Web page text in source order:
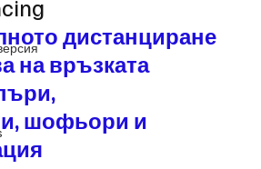
дистанциране
на връзката
шофьори и